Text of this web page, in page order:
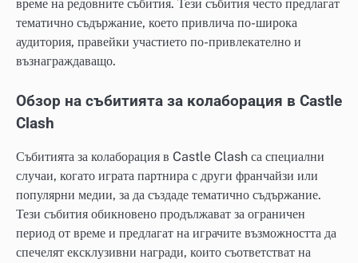
време на редовните събития. Тези събития често предлагат
тематично съдържание, което привлича по-широка
аудитория, правейки участието по-привлекателно и
възнаграждаващо.
Обзор на събитията за колаборация в Castle
Clash
Събитията за колаборация в Castle Clash са специални
случаи, когато играта партнира с други франчайзи или
популярни медии, за да създаде тематично съдържание.
Тези събития обикновено продължават за ограничен
период от време и предлагат на играчите възможността да
спечелят ексклузивни награди, които съответстват на